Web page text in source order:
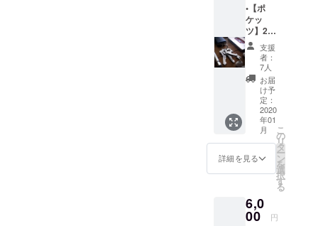
•【ポ
ケッ
ツ】2つ
☆ 500
円割引
円 ※送
料は込
みにな
りま
す。
支援
者：
7人
お届
け予
定：
2020
年01
月
詳細を見る
こ
の
リ
タ
ー
ン
を
選
択
す
る
6,0
00 円